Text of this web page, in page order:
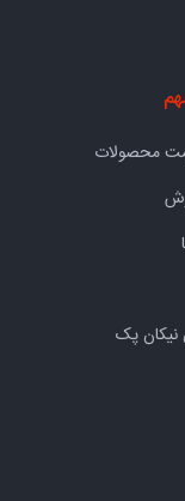
محصولات
نیکان پک